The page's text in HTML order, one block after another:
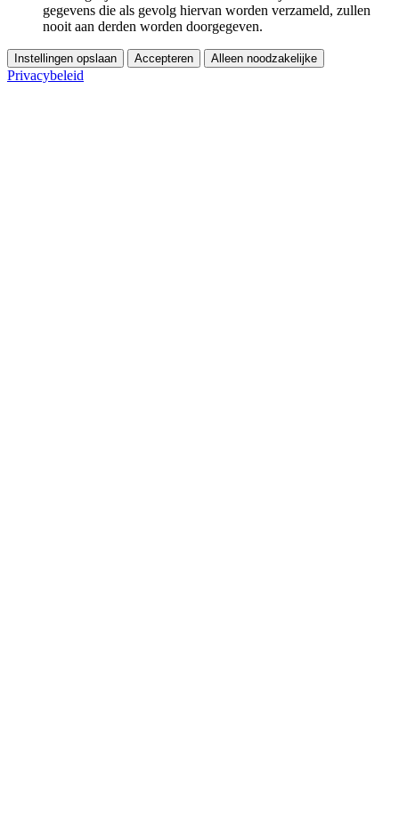
gegevens die als gevolg hiervan worden verzameld, zullen
nooit aan derden worden doorgegeven.
Instellingen opslaan Accepteren Alleen noodzakelijke
Privacybeleid